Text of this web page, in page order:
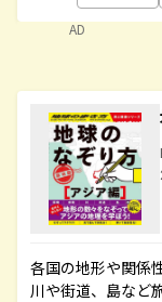
AD
各国の地形や関係
川や街道、島など